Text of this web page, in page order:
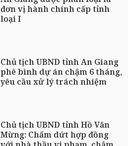
đơn vị hành chính cấp tỉnh
loại I
Chủ tịch UBND tỉnh An Giang
phê bình dự án chậm 6 tháng,
yêu cầu xử lý trách nhiệm
Chủ tịch UBND tỉnh Hồ Văn
Mừng: Chấm dứt hợp đồng